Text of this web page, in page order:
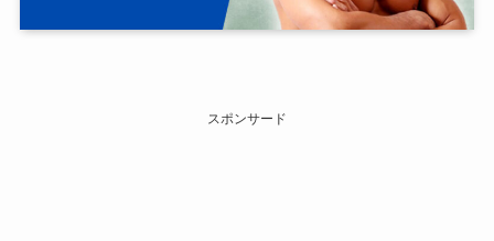
スポンサード